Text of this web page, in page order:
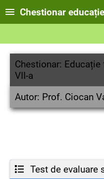
Chestionar
Chestionar:
VII-a
Autor: Prof. Ciocan
Test de evaluare